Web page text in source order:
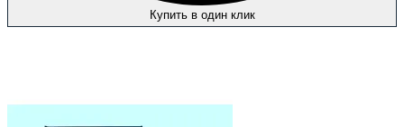
Купить в один клик